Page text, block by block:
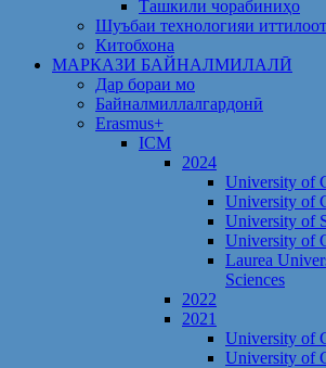
Ташкили чорабиниҳо
Шуъбаи технологияи
Китобхона
МАРКАЗИ БАЙНАЛМИЛАЛӢ
Дар бораи мо
Байналмиллалгардонӣ
Erasmus+
ICM
2024
University of
University of
University of
University of
Laurea
Sciences
2022
2021
University of
University of